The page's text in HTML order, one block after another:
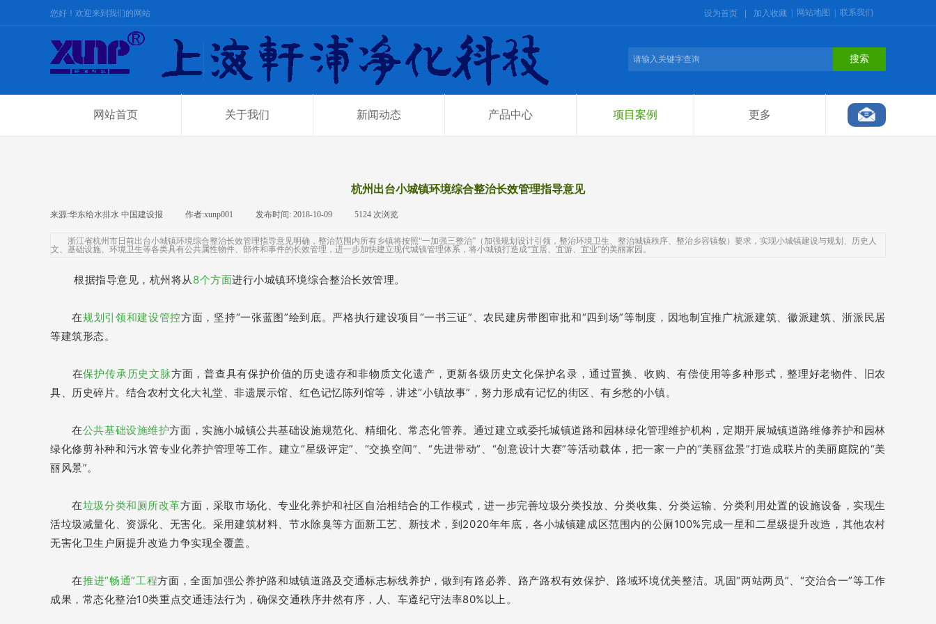
设为首页 加入收藏
您好！欢迎来到我们的网站 网站地图 联系我们
搜索
网站首页 关于我们 新闻动态 产品中心 项目案例 更多
杭州出台小城镇环境综合整治长效管理指导意见
来源:华东给水排水 中国建设报 作者:xunp001 发布时间: 2018-10-09 5124 次浏览
浙江省杭州市日前出台小城镇环境综合整治长效管理指导意见明确，整治范围内所有乡镇将按照“一加强三整治”（加强规划设计引领，整治环境卫生、整治城镇秩序、整治乡容镇貌）要求，实现小城镇建设与规划、历史人
文、基础设施、环境卫生等各类具有公共属性物件、部件和事件的长效管理，进一步加快建立现代城镇管理体系，将小城镇打造成“宜居、宜游、宜业”的美丽家园。
根据指导意见，杭州将从8个方面进行小城镇环境综合整治长效管理。
在规划引领和建设管控方面，坚持“一张蓝图”绘到底。严格执行建设项目“一书三证”、农民建房带图审批和“四到场”等制度，因地制宜推广杭派建筑、徽派建筑、浙派民居
等建筑形态。
在保护传承历史文脉方面，普查具有保护价值的历史遗存和非物质文化遗产，更新各级历史文化保护名录，通过置换、收购、有偿使用等多种形式，整理好老物件、旧农
具、历史碎片。结合农村文化大礼堂、非遗展示馆、红色记忆陈列馆等，讲述“小镇故事”，努力形成有记忆的街区、有乡愁的小镇。
在公共基础设施维护方面，实施小城镇公共基础设施规范化、精细化、常态化管养。通过建立或委托城镇道路和园林绿化管理维护机构，定期开展城镇道路维修养护和园林
绿化修剪补种和污水管专业化养护管理等工作。建立“星级评定”、“交换空间”、“先进带动”、“创意设计大赛”等活动载体，把一家一户的“美丽盆景”打造成联片的美丽庭院的“美
丽风景”。
在垃圾分类和厕所改革方面，采取市场化、专业化养护和社区自治相结合的工作模式，进一步完善垃圾分类投放、分类收集、分类运输、分类利用处置的设施设备，实现生
活垃圾减量化、资源化、无害化。采用建筑材料、节水除臭等方面新工艺、新技术，到2020年年底，各小城镇建成区范围内的公厕100%完成一星和二星级提升改造，其他农村
无害化卫生户厕提升改造力争实现全覆盖。
在推进“畅通”工程方面，全面加强公养护路和城镇道路及交通标志标线养护 ，做到有路必养、路产路权有效保护、路域环境优美整洁。巩固“两站两员”、“交治合一”等工作
成果，常态化整治10类重点交通违法行为，确保交通秩序井然有序，人、车遵纪守法率80%以上。